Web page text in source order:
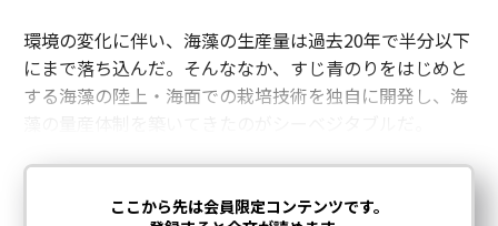
環境の変化に伴い、海藻の生産量は過去20年で半分以下
にまで落ち込んだ。そんななか、すじ青のりをはじめと
する海藻の陸上・海面での栽培技術を独自に開発し、海